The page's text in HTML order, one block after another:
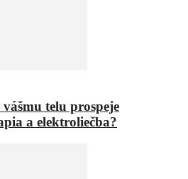
telu prospeje
a elektroliečba?